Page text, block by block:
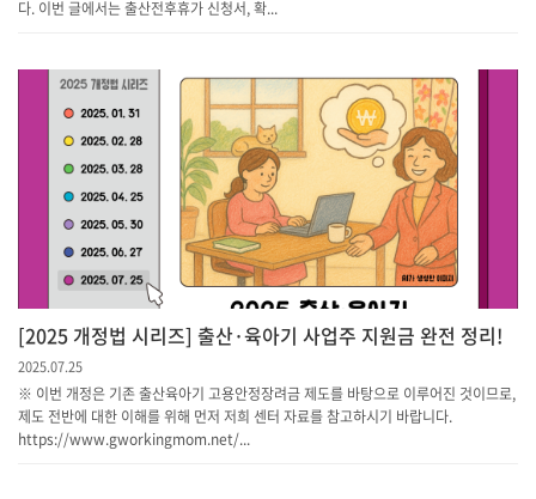
다. 이번 글에서는 출산전후휴가 신청서, 확...
[2025 개정법 시리즈] 출산·육아기 사업주 지원금 완전 정리!
2025.07.25
※ 이번 개정은 기존 출산육아기 고용안정장려금 제도를 바탕으로 이루어진 것이므로,
제도 전반에 대한 이해를 위해 먼저 저희 센터 자료를 참고하시기 바랍니다.​
https://www.gworkingmom.net/...